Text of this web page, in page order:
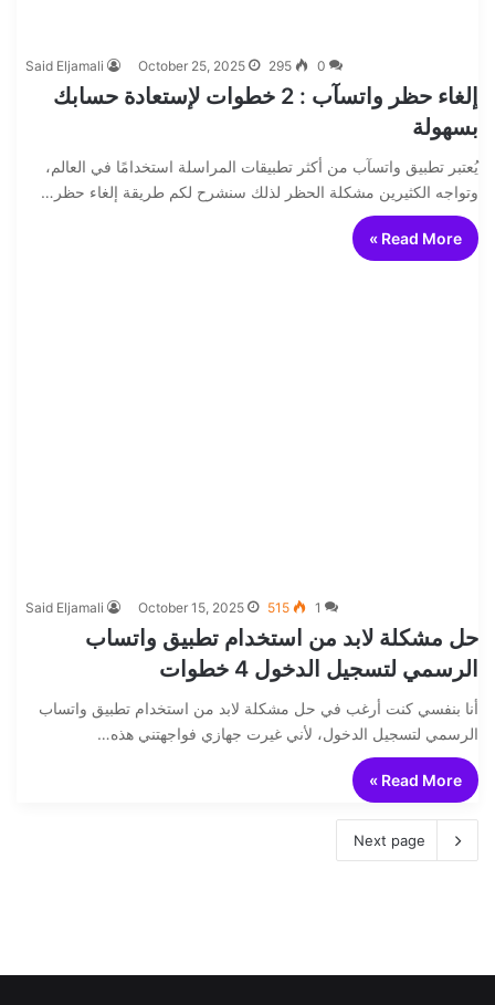
Said Eljamali October 25, 2025 0
295
إلغاء حظر واتسآب : 2 خطوات لإستعادة حسابك
بسهولة
يُعتبر تطبيق واتسآب من أكثر تطبيقات المراسلة استخدامًا في العالم،
وتواجه الكثيرين مشكلة الحظر لذلك سنشرح لكم طريقة إلغاء حظر…
Read More »
Said Eljamali October 15, 2025 1
515
حل مشكلة لابد من استخدام تطبيق واتساب
الرسمي لتسجيل الدخول 4 خطوات
أنا بنفسي كنت أرغب في حل مشكلة لابد من استخدام تطبيق واتساب
الرسمي لتسجيل الدخول، لأني غيرت جهازي فواجهتني هذه…
Read More »
Next page